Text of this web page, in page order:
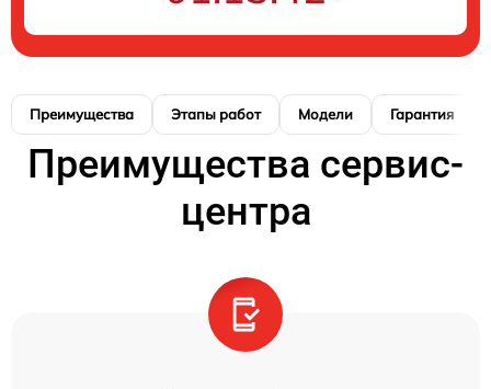
Преимущества Этапы работ Модели Гарантия
Преимущества сервис-
центра